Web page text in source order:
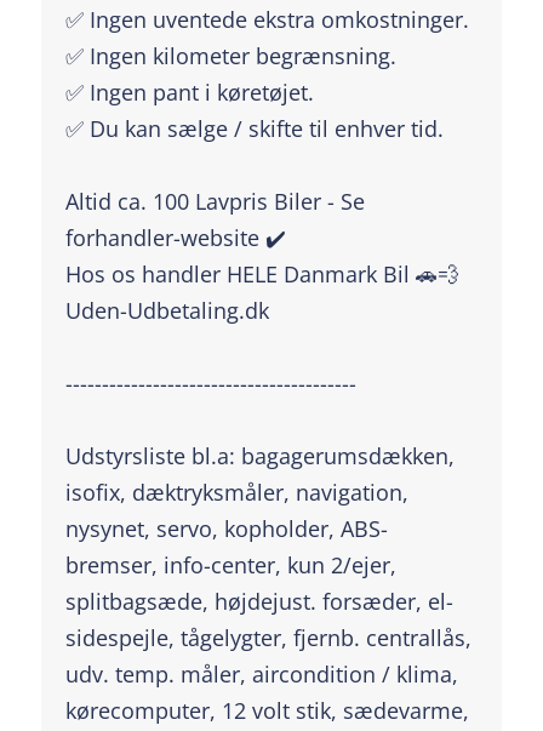
✅ Ingen uventede ekstra omkostninger.
✅ Ingen kilometer begrænsning.
✅ Ingen pant i køretøjet.
✅ Du kan sælge / skifte til enhver tid.
Altid ca. 100 Lavpris Biler - Se
forhandler-website ✔️
Hos os handler HELE Danmark Bil 🚗💨
Uden-Udbetaling.dk
----------------------------------------
Udstyrsliste bl.a: bagagerumsdækken,
isofix, dæktryksmåler, navigation,
nysynet, servo, kopholder, ABS-
bremser, info-center, kun 2/ejer,
splitbagsæde, højdejust. forsæder, el-
sidespejle, tågelygter, fjernb. centrallås,
udv. temp. måler, aircondition / klima,
kørecomputer, 12 volt stik, sædevarme,